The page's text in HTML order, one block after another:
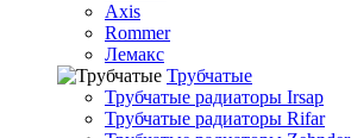
Axis
Rommer
Лемакс
Трубчатые
Трубчатые радиаторы Irsap
Трубчатые радиаторы Rifar